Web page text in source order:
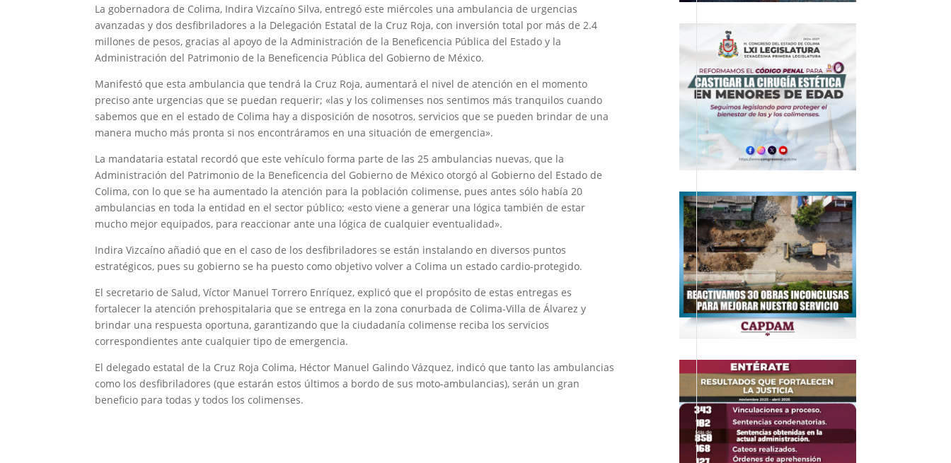
La gobernadora de Colima, Indira Vizcaíno Silva, entregó este miércoles una ambulancia de urgencias
avanzadas y dos desfibriladores a la Delegación Estatal de la Cruz Roja, con inversión total por más de 2.4
millones de pesos, gracias al apoyo de la Administración de la Beneficencia Pública del Estado y la
Administración del Patrimonio de la Beneficencia Pública del Gobierno de México.
Manifestó que esta ambulancia que tendrá la Cruz Roja, aumentará el nivel de atención en el momento
preciso ante urgencias que se puedan requerir; «las y los colimenses nos sentimos más tranquilos cuando
sabemos que en el estado de Colima hay a disposición de nosotros, servicios que se pueden brindar de una
manera mucho más pronta si nos encontráramos en una situación de emergencia».
La mandataria estatal recordó que este vehículo forma parte de las 25 ambulancias nuevas, que la
Administración del Patrimonio de la Beneficencia del Gobierno de México otorgó al Gobierno del Estado de
Colima, con lo que se ha aumentado la atención para la población colimense, pues antes sólo había 20
ambulancias en toda la entidad en el sector público; «esto viene a generar una lógica también de estar
mucho mejor equipados, para reaccionar ante una lógica de cualquier eventualidad».
Indira Vizcaíno añadió que en el caso de los desfibriladores se están instalando en diversos puntos
estratégicos, pues su gobierno se ha puesto como objetivo volver a Colima un estado cardio-protegido.
El secretario de Salud, Víctor Manuel Torrero Enríquez, explicó que el propósito de estas entregas es
fortalecer la atención prehospitalaria que se entrega en la zona conurbada de Colima-Villa de Álvarez y
brindar una respuesta oportuna, garantizando que la ciudadanía colimense reciba los servicios
correspondientes ante cualquier tipo de emergencia.
El delegado estatal de la Cruz Roja Colima, Héctor Manuel Galindo Vázquez, indicó que tanto las ambulancias
como los desfibriladores (que estarán estos últimos a bordo de sus moto-ambulancias), serán un gran
beneficio para todas y todos los colimenses.